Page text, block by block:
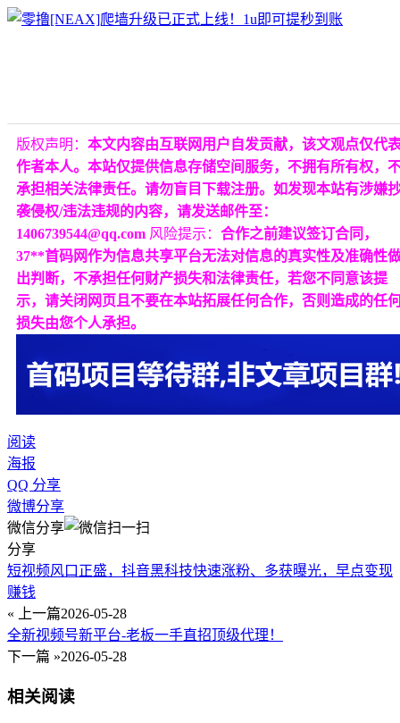
版权声明： 本文内容由互联网用户自发贡献，该文观点仅代
作者本人。本站仅提供信息存储空间服务，不拥有所有权，
承担相关法律责任。请勿盲目下载注册。如发现本站有涉嫌
袭侵权/违法违规的内容，请发送邮件至：
1406739544@qq.com 风险提示： 合作之前建议签订合同，
37**首码网作为信息共享平台无法对信息的真实性及准确性
出判断，不承担任何财产损失和法律责任，若您不同意该提
示，请关闭网页且不要在本站拓展任何合作，否则造成的任
损失由您个人承担。
阅读
海报
QQ 分享
微博分享
微信分享
分享
短视频风口正盛，抖音黑科技快速涨粉、多获曝光，早点变现
赚钱
« 上一篇2026-05-28
全新视频号新平台-老板一手直招顶级代理！
下一篇 »2026-05-28
相关阅读